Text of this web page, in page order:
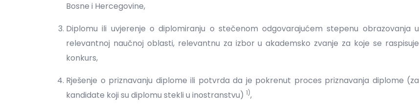
Bosne i Hercegovine,
Diplomu ili uvjerenje o diplomiranju o stečenom odgovarajućem stepenu obrazovanja u
relevantnoj naučnoj oblasti, relevantnu za izbor u akademsko zvanje za koje se raspisuje
konkurs,
Rješenje o priznavanju diplome ili potvrda da je pokrenut proces priznavanja diplome (za
kandidate koji su diplomu stekli u inostranstvu) 1),